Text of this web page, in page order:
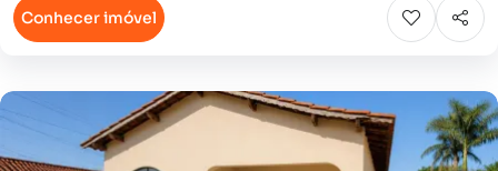
Conhecer imóvel